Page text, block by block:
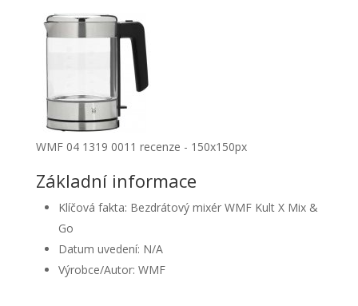
WMF 04 1319 0011 recenze - 150x150px
Základní informace
Klíčová fakta: Bezdrátový mixér WMF Kult X Mix &
Go
Datum uvedení: N/A
Výrobce/Autor: WMF